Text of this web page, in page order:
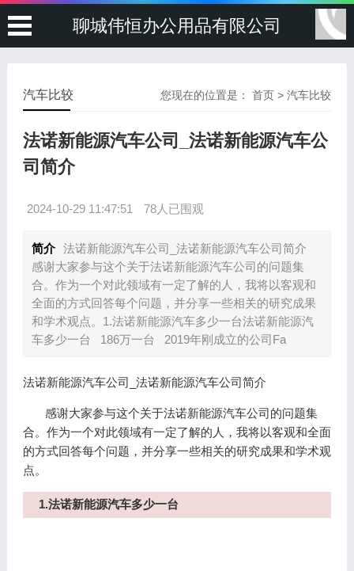
聊城伟恒办公用品有限公司
您现在的位置是：首页 >汽车比较
汽车比较
法诺新能源汽车公司_法诺新能源汽车公
司简介
2024-10-29 11:47:51 78人已围观
简介 法诺新能源汽车公司_法诺新能源汽车公司简介
感谢大家参与这个关于法诺新能源汽车公司的问题集
合。作为一个对此领域有一定了解的人，我将以客观和
全面的方式回答每个问题，并分享一些相关的研究成果
和学术观点。1.法诺新能源汽车多少一台法诺新能源汽
车多少一台 186万一台 2019年刚成立的公司Fa
法诺新能源汽车公司_法诺新能源汽车公司简介
感谢大家参与这个关于法诺新能源汽车公司的问题集
合。作为一个对此领域有一定了解的人，我将以客观和全面
的方式回答每个问题，并分享一些相关的研究成果和学术观
点。
1.法诺新能源汽车多少一台